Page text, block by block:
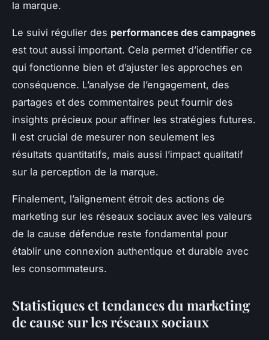
la marque.
Le suivi régulier des performances des campagnes
est tout aussi important. Cela permet d’identifier ce
qui fonctionne bien et d’ajuster les approches en
conséquence. L’analyse de l’engagement, des
partages et des commentaires peut fournir des
insights précieux pour affiner les stratégies futures.
Il est crucial de mesurer non seulement les
résultats quantitatifs, mais aussi l’impact qualitatif
sur la perception de la marque.
Finalement, l’alignement étroit des actions de
marketing sur les réseaux sociaux avec les valeurs
de la cause défendue reste fondamental pour
établir une connexion authentique et durable avec
les consommateurs.
Statistiques et tendances du marketing
de cause sur les réseaux sociaux